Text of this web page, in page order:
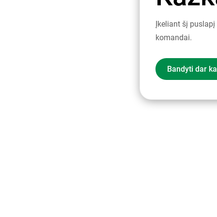
Įkeliant šį
komandai.
Bandyti dar